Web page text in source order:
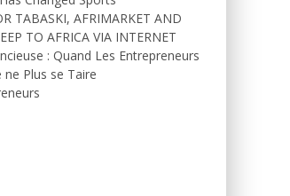
TABASKI, AFRIMARKET AND
TO AFRICA VIA INTERNET
: Quand Les Entrepreneurs
Plus se Taire